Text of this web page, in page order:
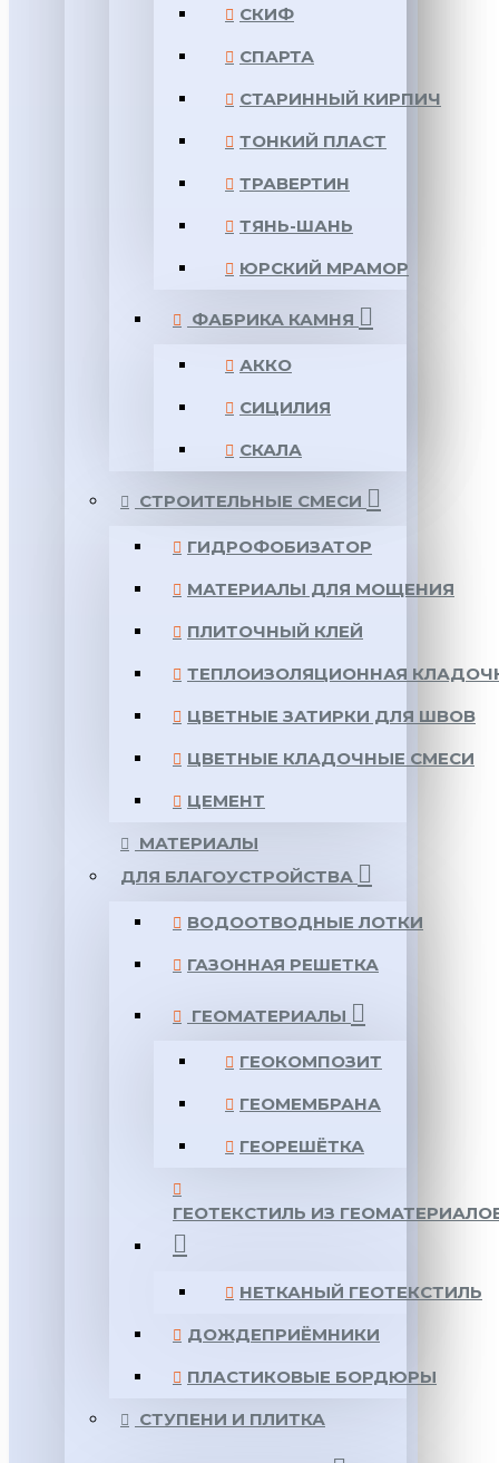
СКИФ
СПАРТА
СТАРИННЫЙ КИРПИЧ
ТОНКИЙ ПЛАСТ
ТРАВЕРТИН
ТЯНЬ-ШАНЬ
ЮРСКИЙ МРАМОР
ФАБРИКА КАМНЯ
АККО
СИЦИЛИЯ
СКАЛА
СТРОИТЕЛЬНЫЕ СМЕСИ
ГИДРОФОБИЗАТОР
МАТЕРИАЛЫ ДЛЯ МОЩЕНИЯ
ПЛИТОЧНЫЙ КЛЕЙ
ТЕПЛОИЗОЛЯЦИОННАЯ
ЦВЕТНЫЕ ЗАТИРКИ ДЛЯ ШВОВ
ЦВЕТНЫЕ КЛАДОЧНЫЕ СМЕСИ
ЦЕМЕНТ
МАТЕРИАЛЫ
ДЛЯ БЛАГОУСТРОЙСТВА
ВОДООТВОДНЫЕ ЛОТКИ
ГАЗОННАЯ РЕШЕТКА
ГЕОМАТЕРИАЛЫ
ГЕОКОМПОЗИТ
ГЕОМЕМБРАНА
ГЕОРЕШЁТКА
ГЕОТЕКСТИЛЬ ИЗ
НЕТКАНЫЙ ГЕОТЕКСТИЛЬ
ДОЖДЕПРИЁМНИКИ
ПЛАСТИКОВЫЕ БОРДЮРЫ
СТУПЕНИ И ПЛИТКА